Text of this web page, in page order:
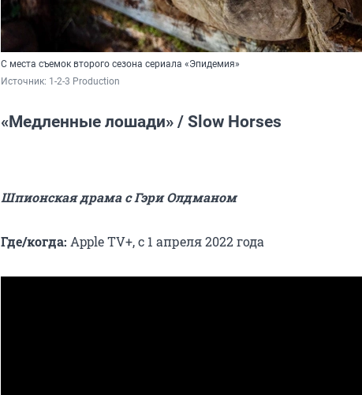
С места съемок второго сезона сериала «Эпидемия»
Источник: 1-2-3 Production
«Медленные лошади» / Slow Horses
Шпионская драма с Гэри Олдманом
Где/когда: Apple TV+, с 1 апреля 2022 года